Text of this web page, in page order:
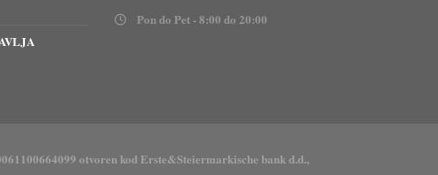
Pon do Pet - 8:00 do 20:00
otvoren kod Erste&Steiermarkische bank d.d.,